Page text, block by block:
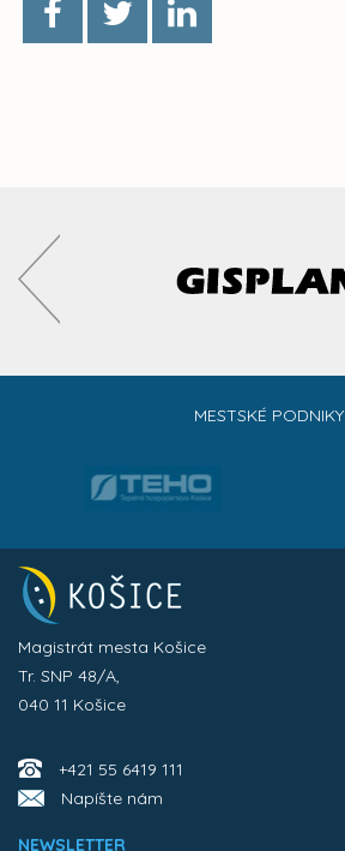
MESTSKÉ PODNIKY
Magistrát mesta Košice
Tr. SNP 48/A,
040 11 Košice
+421 55 6419 111
Napíšte nám
NEWSLETTER